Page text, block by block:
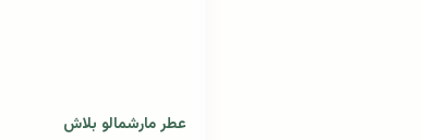
عطر مارشمالو بلاش